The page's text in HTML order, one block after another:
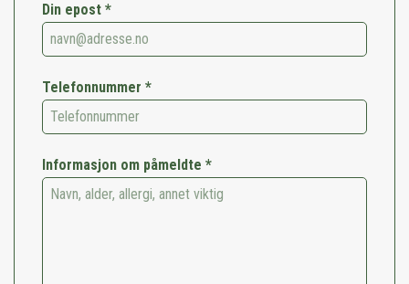
Din epost *
Telefonnummer *
Informasjon om påmeldte *